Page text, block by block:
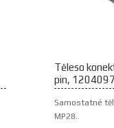
Těleso
pin,
Samostatné
MP28..